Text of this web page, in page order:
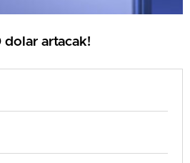
dolar artacak!